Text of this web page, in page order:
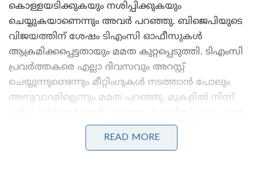
കൊള്ളയടിക്കുകയും നശിപ്പിക്കുകയും
ചെയ്യുകയാണെന്നും അവർ പറഞ്ഞു. ബിജെപിയുടെ
വിജയത്തിന് ശേഷം ടിഎംസി ഓഫീസുകൾ
ആക്രമിക്കപ്പെട്ടതായും മമത കുറ്റപ്പെടുത്തി. ടിഎംസി
പ്രവർത്തകരെ എല്ലാ ദിവസവും അറസ്റ്റ്
ചെയ്യുന്നുണ്ടെന്നും മീറ്റിംഗുകൾ നടത്താൻ പോലും
അനുവാദമില്ലെന്നും മമത പറഞ്ഞു. മുകളിൽ നിന്ന്
വിസമ്മതിക്കുകയാണെന്നും മമതാ ബാനർജി
ആരോപണമുന്നയിച്ചു.READ MORE